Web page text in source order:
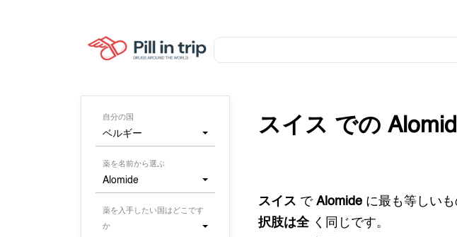
自分の国
ベルギー
薬を名前から選ぶ
Alomide
薬を入手したい国はどこです
か
スイス での
スイス でAlomide に最も等しいも
択肢は全 く同じです。